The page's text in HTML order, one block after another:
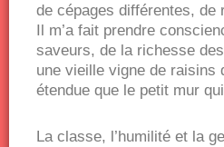
de cépages différentes, de
Il m’a fait prendre
saveurs, de la richesse
une vieille vigne de raisins
étendue que le petit mur
La classe, l’humilité et la